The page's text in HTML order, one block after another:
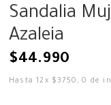
Sandalia
Azaleia
$44.990
Hasta12 x $ 3750 ,0 de